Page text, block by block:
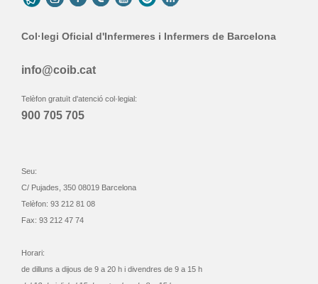
Col·legi Oficial d'Infermeres i Infermers de Barcelona
info@coib.cat
Telèfon gratuït d'atenció col·legial:
900 705 705
Seu:
C/ Pujades, 350 08019 Barcelona
Telèfon: 93 212 81 08
Fax: 93 212 47 74
Horari:
de dilluns a dijous de 9 a 20 h i divendres de 9 a 15 h